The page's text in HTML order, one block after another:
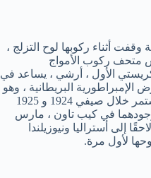
أثناء ركوبها لوح التزلج ،
متحف ركوب الأمواج
1922 ، كان زوج كريستي الأول ، أرشي ، يساعد في
الإمبراطورية البريطانية ، وهو
حدث يحتفي بالإمبريالية البريطانية استمر خلال صيفي 1924 و 1925
في كيب تاون ، مارس
إلى أستراليا ونيوزيلندا
لأول مرة.